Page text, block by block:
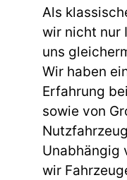
Als
wir nicht nur
uns
Wir haben
Erfahrung
sowie von
Unabhängig
wir